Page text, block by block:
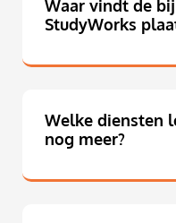
Waar vindt de
StudyWorks
Welke diensten
nog meer?